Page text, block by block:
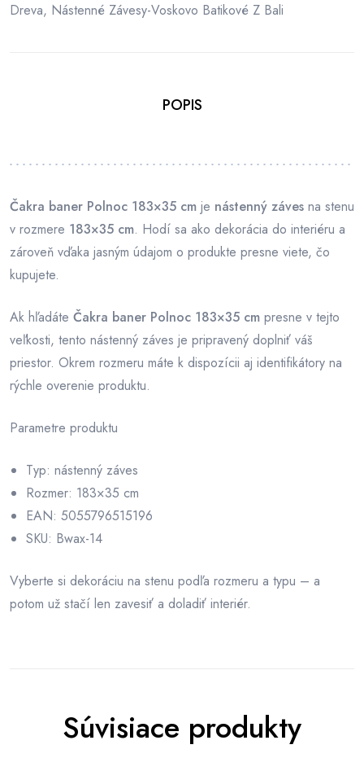
Dreva, Nástenné Závesy-Voskovo Batikové Z Bali
POPIS
Čakra baner Polnoc 183×35 cm je nástenný záves na stenu
v rozmere 183×35 cm. Hodí sa ako dekorácia do interiéru a
zároveň vďaka jasným údajom o produkte presne viete, čo
kupujete.
Ak hľadáte Čakra baner Polnoc 183×35 cm presne v tejto
veľkosti, tento nástenný záves je pripravený doplniť váš
priestor. Okrem rozmeru máte k dispozícii aj identifikátory na
rýchle overenie produktu.
Parametre produktu
Typ: nástenný záves
Rozmer: 183×35 cm
EAN: 5055796515196
SKU: Bwax-14
Vyberte si dekoráciu na stenu podľa rozmeru a typu – a
potom už stačí len zavesiť a doladiť interiér.
Súvisiace produkty